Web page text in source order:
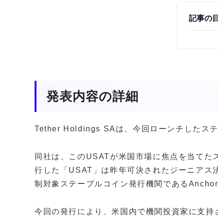
記事の
発表内容の詳細
Tether Holdings SAは、今回ローンチしたス
同社は、このUSATが米国市場に焦点を当て
行した「USAT」は昨年可決されたジーニアス
制対象ステーブルコイン発行機関である
今回の発行により、米国内で機関投資家に支